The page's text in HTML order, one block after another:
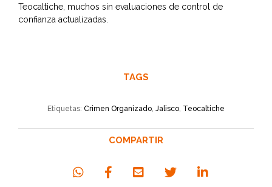
Teocaltiche, muchos sin evaluaciones de control de
confianza actualizadas.
TAGS
Etiquetas: Crimen Organizado, Jalisco, Teocaltiche
COMPARTIR